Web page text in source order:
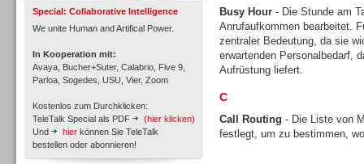
Special: Collaborative Intelligence
We unite Human and Artifical Power.
In Kooperation mit:
Avaya, Bucher+Suter, Calabrio, Five 9,
Parloa, Sogedes, USU, Vier, Zoom
Kostenlos zum Durchklicken:
TeleTalk Special als PDF
(hier klicken)
Und
hier können Sie TeleTalk
bestellen oder abonnieren!
Busy Hour - Die Stunde am
Anrufaufkommen bearbeitet.
zentraler Bedeutung, da sie
erwartenden Personalbedarf,
Aufrüstung liefert.
C
Call Routing - Die Liste von
festlegt, um zu bestimmen,